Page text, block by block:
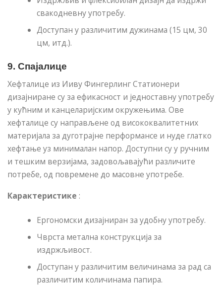
свакодневну употребу.
Доступан у различитим дужинама (15 цм, 30
цм, итд.).
9. Спајалице
Хефталице из Ииву Фингерлинг Статионери
дизајниране су за ефикасност и једноставну употребу
у кућним и канцеларијским окружењима. Ове
хефталице су направљене од висококвалитетних
материјала за дуготрајне перформансе и нуде глатко
хефтање уз минималан напор. Доступни су у ручним
и тешким верзијама, задовољавајући различите
потребе, од повремене до масовне употребе.
Карактеристике :
Ергономски дизајниран за удобну употребу.
Чврста метална конструкција за
издржљивост.
Доступан у различитим величинама за рад са
различитим количинама папира.